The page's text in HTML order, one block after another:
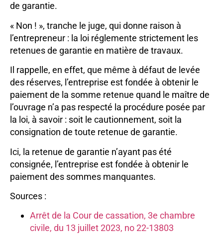
de garantie.
« Non ! », tranche le juge, qui donne raison à
l’entrepreneur : la loi réglemente strictement les
retenues de garantie en matière de travaux.
Il rappelle, en effet, que même à défaut de levée
des réserves, l’entreprise est fondée à obtenir le
paiement de la somme retenue quand le maître de
l’ouvrage n’a pas respecté la procédure posée par
la loi, à savoir : soit le cautionnement, soit la
consignation de toute retenue de garantie.
Ici, la retenue de garantie n’ayant pas été
consignée, l’entreprise est fondée à obtenir le
paiement des sommes manquantes.
Sources :
Arrêt de la Cour de cassation, 3e chambre
civile, du 13 juillet 2023, no 22-13803